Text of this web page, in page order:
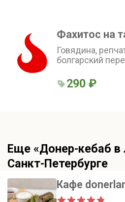
Фахитоc на
Говядина,
болгарский
290 ₽
Еще «Донер-кебаб в
Санкт-Петербурге
Кафе